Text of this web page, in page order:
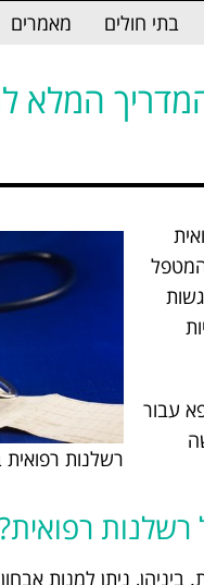
בתי חולים מאמרים
המלא
רשלנות רפואית
עבור
ביניהן, ניתן למנות